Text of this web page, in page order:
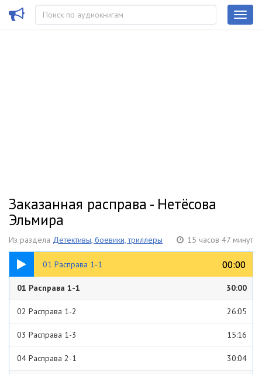
Заказанная расправа - Нетёсова
Эльмира
Из раздела Детективы, боевики, триллеры 15 часов 47 минут
01 Расправа 1-1 00:00
00:00
30:00
01 Расправа 1-1 30:00
02 Расправа 1-2 26:05
03 Расправа 1-3 15:16
04 Расправа 2-1 30:04